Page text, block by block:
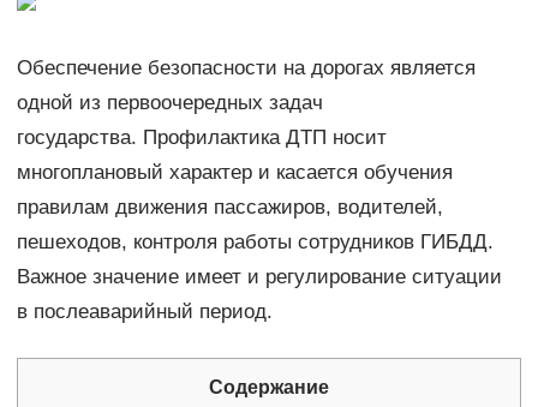
Обеспечение безопасности на дорогах является
одной из первоочередных задач
государства. Профилактика ДТП носит
многоплановый характер и касается обучения
правилам движения пассажиров, водителей,
пешеходов, контроля работы сотрудников ГИБДД.
Важное значение имеет и регулирование ситуации
в послеаварийный период.
Содержание